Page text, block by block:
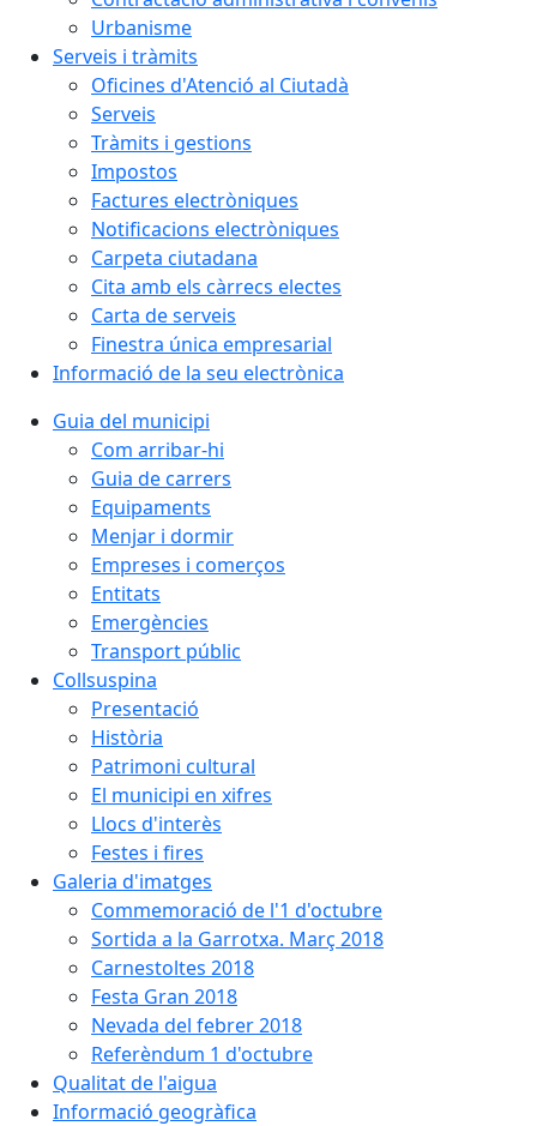
Urbanisme
Serveis i tràmits
Oficines d'Atenció al Ciutadà
Serveis
Tràmits i gestions
Impostos
Factures electròniques
Notificacions electròniques
Carpeta ciutadana
Cita amb els càrrecs electes
Carta de serveis
Finestra única empresarial
Informació de la seu electrònica
Guia del municipi
Com arribar-hi
Guia de carrers
Equipaments
Menjar i dormir
Empreses i comerços
Entitats
Emergències
Transport públic
Collsuspina
Presentació
Història
Patrimoni cultural
El municipi en xifres
Llocs d'interès
Festes i fires
Galeria d'imatges
Commemoració de l'1 d'octubre
Sortida a la Garrotxa. Març 2018
Carnestoltes 2018
Festa Gran 2018
Nevada del febrer 2018
Referèndum 1 d'octubre
Qualitat de l'aigua
Informació geogràfica